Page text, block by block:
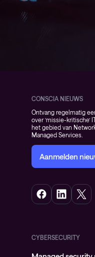
CONSCIA NIEUWS
Ontvang regelmatig
over ‘missie-
het gebied van
Managed Services.
Aanmelden
CYBERSECURITY